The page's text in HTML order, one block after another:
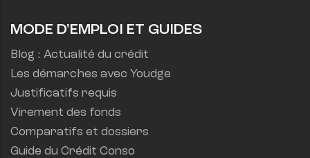
MODE D'EMPLOI ET GUIDES
Blog : Actualité du crédit
Les démarches avec Youdge
Justificatifs requis
Virement des fonds
Comparatifs et dossiers
Guide du Crédit Conso